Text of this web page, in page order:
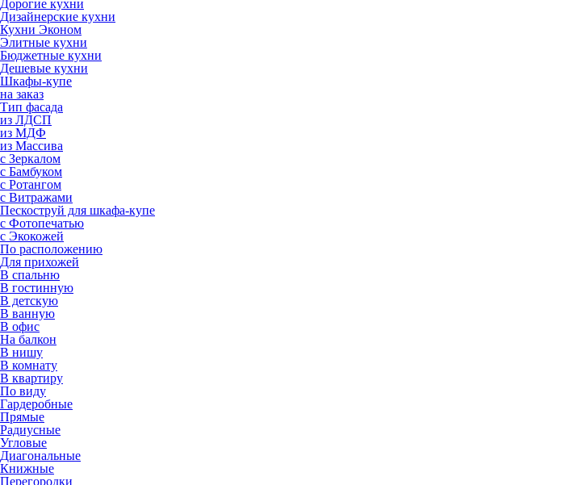
Дорогие кухни
Дизайнерские кухни
Кухни Эконом
Элитные кухни
Бюджетные кухни
Дешевые кухни
Шкафы-купе
на заказ
Тип фасада
из ЛДСП
из МДФ
из Массива
с Зеркалом
с Бамбуком
с Ротангом
с Витражами
Пескоструй для шкафа-купе
с Фотопечатью
с Экокожей
По расположению
Для прихожей
В спальню
В гостинную
В детскую
В ванную
В офис
На балкон
В нишу
В комнату
В квартиру
По виду
Гардеробные
Прямые
Радиусные
Угловые
Диагональные
Книжные
Перегородки